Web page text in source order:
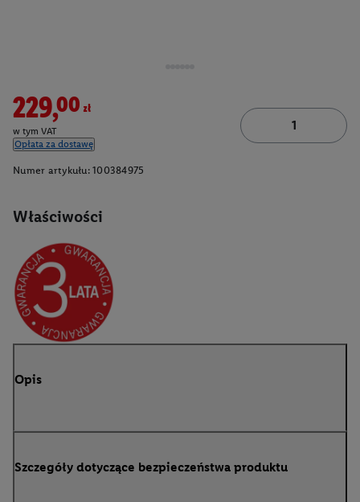
Właściwości
229,00zł
w tym VAT
Opłata za dostawę
Numer artykułu: 100384975
Opis
Szczegóły dotyczące bezpieczeństwa produktu